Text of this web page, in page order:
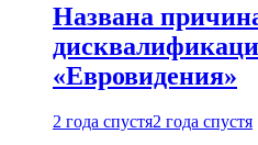
Названа
«Евровидения»
2 года спустя2 года спустя